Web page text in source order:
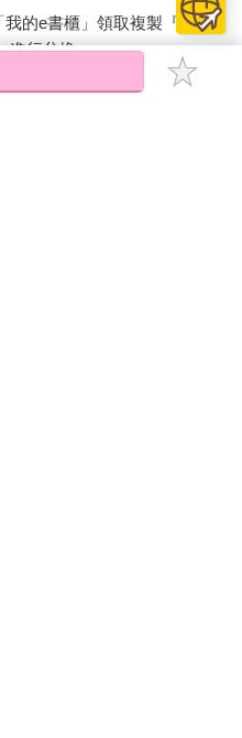
的e書櫃」領取複製『兌換
進行兌換。
的電子書僅能以金石堂專屬